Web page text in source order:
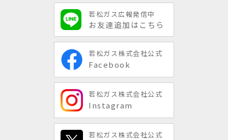
若松ガス広報発信中
お友達追加はこちら
若松ガス株式会社公式
Facebook
若松ガス株式会社公式
Instagram
若松ガス株式会社公式